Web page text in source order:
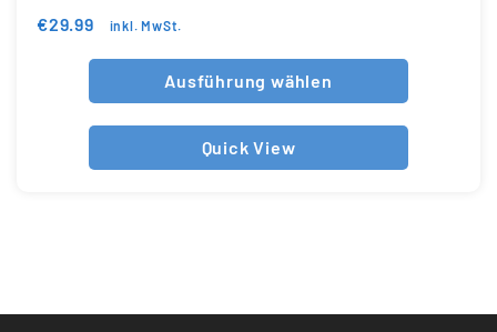
€29.99 inkl. MwSt.
Ausführung wählen
Quick View